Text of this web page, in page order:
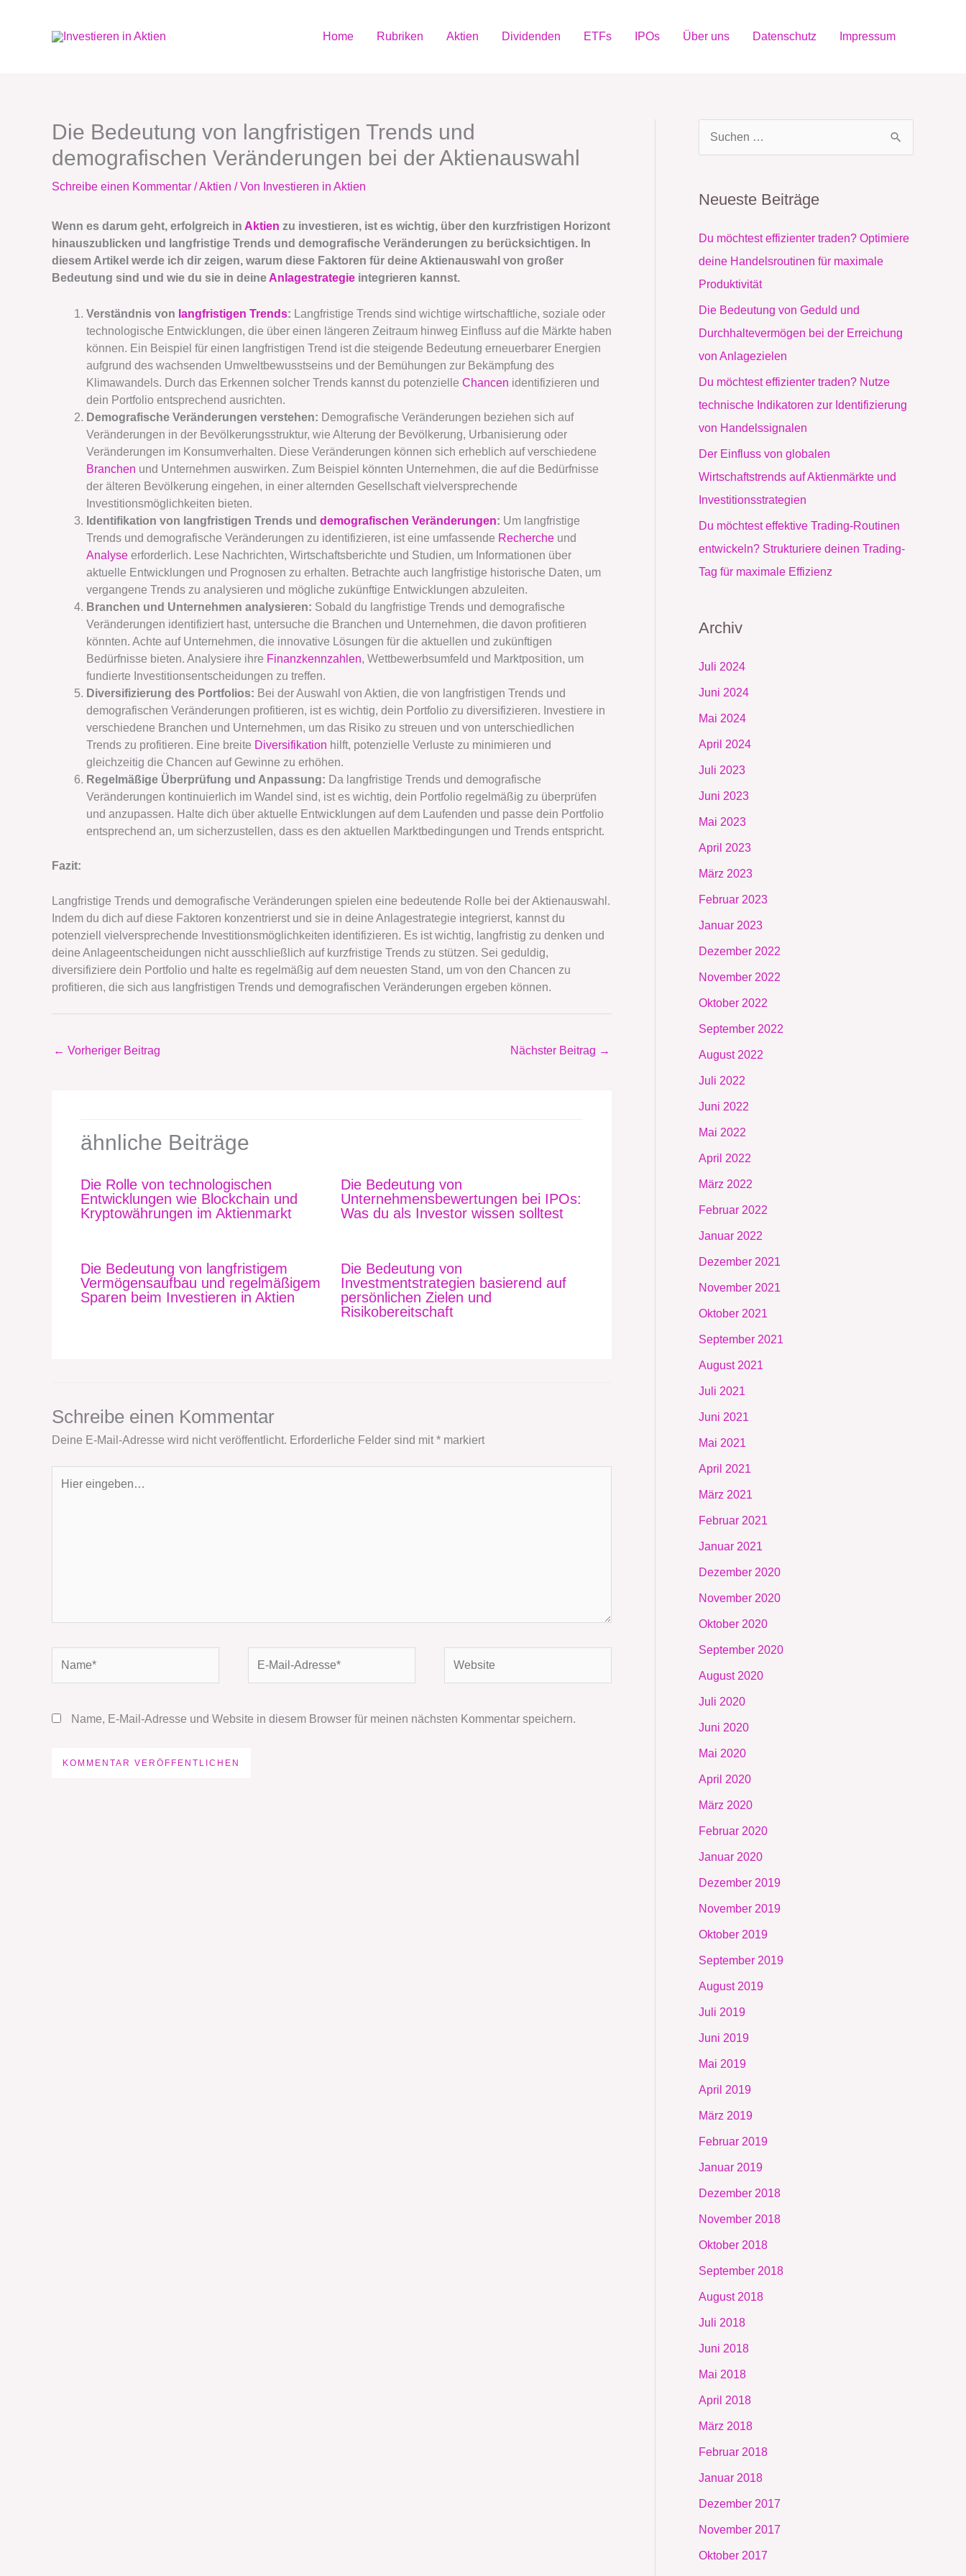
Home Rubriken Aktien Dividenden ETFs IPOs Über uns Datenschutz Impressum
Die Bedeutung von langfristigen Trends und
demografischen Veränderungen bei der Aktienauswahl
Schreibe einen Kommentar /Aktien / Von Investieren in Aktien
Wenn es darum geht, erfolgreich in Aktien zu investieren, ist es wichtig, über den kurzfristigen Horizont
hinauszublicken und langfristige Trends und demografische Veränderungen zu berücksichtigen. In
diesem Artikel werde ich dir zeigen, warum diese Faktoren für deine Aktienauswahl von großer
Bedeutung sind und wie du sie in deine Anlagestrategie integrieren kannst.
Verständnis von langfristigen Trends: Langfristige Trends sind wichtige wirtschaftliche, soziale oder
technologische Entwicklungen, die über einen längeren Zeitraum hinweg Einfluss auf die Märkte haben
können. Ein Beispiel für einen langfristigen Trend ist die steigende Bedeutung erneuerbarer Energien
aufgrund des wachsenden Umweltbewusstseins und der Bemühungen zur Bekämpfung des
Klimawandels. Durch das Erkennen solcher Trends kannst du potenzielle Chancen identifizieren und
dein Portfolio entsprechend ausrichten.
Demografische Veränderungen verstehen: Demografische Veränderungen beziehen sich auf
Veränderungen in der Bevölkerungsstruktur, wie Alterung der Bevölkerung, Urbanisierung oder
Veränderungen im Konsumverhalten. Diese Veränderungen können sich erheblich auf verschiedene
Branchen und Unternehmen auswirken. Zum Beispiel könnten Unternehmen, die auf die Bedürfnisse
der älteren Bevölkerung eingehen, in einer alternden Gesellschaft vielversprechende
Investitionsmöglichkeiten bieten.
Identifikation von langfristigen Trends und demografischen Veränderungen: Um langfristige
Trends und demografische Veränderungen zu identifizieren, ist eine umfassende Recherche und
Analyse erforderlich. Lese Nachrichten, Wirtschaftsberichte und Studien, um Informationen über
aktuelle Entwicklungen und Prognosen zu erhalten. Betrachte auch langfristige historische Daten, um
vergangene Trends zu analysieren und mögliche zukünftige Entwicklungen abzuleiten.
Branchen und Unternehmen analysieren: Sobald du langfristige Trends und demografische
Veränderungen identifiziert hast, untersuche die Branchen und Unternehmen, die davon profitieren
könnten. Achte auf Unternehmen, die innovative Lösungen für die aktuellen und zukünftigen
Bedürfnisse bieten. Analysiere ihre Finanzkennzahlen, Wettbewerbsumfeld und Marktposition, um
fundierte Investitionsentscheidungen zu treffen.
Diversifizierung des Portfolios: Bei der Auswahl von Aktien, die von langfristigen Trends und
demografischen Veränderungen profitieren, ist es wichtig, dein Portfolio zu diversifizieren. Investiere in
verschiedene Branchen und Unternehmen, um das Risiko zu streuen und von unterschiedlichen
Trends zu profitieren. Eine breite Diversifikation hilft, potenzielle Verluste zu minimieren und
gleichzeitig die Chancen auf Gewinne zu erhöhen.
Regelmäßige Überprüfung und Anpassung: Da langfristige Trends und demografische
Veränderungen kontinuierlich im Wandel sind, ist es wichtig, dein Portfolio regelmäßig zu überprüfen
und anzupassen. Halte dich über aktuelle Entwicklungen auf dem Laufenden und passe dein Portfolio
entsprechend an, um sicherzustellen, dass es den aktuellen Marktbedingungen und Trends entspricht.
Fazit:
Langfristige Trends und demografische Veränderungen spielen eine bedeutende Rolle bei der Aktienauswahl.
Indem du dich auf diese Faktoren konzentrierst und sie in deine Anlagestrategie integrierst, kannst du
potenziell vielversprechende Investitionsmöglichkeiten identifizieren. Es ist wichtig, langfristig zu denken und
deine Anlageentscheidungen nicht ausschließlich auf kurzfristige Trends zu stützen. Sei geduldig,
diversifiziere dein Portfolio und halte es regelmäßig auf dem neuesten Stand, um von den Chancen zu
profitieren, die sich aus langfristigen Trends und demografischen Veränderungen ergeben können.
← Vorheriger Beitrag Nächster Beitrag →
ähnliche Beiträge
Die Rolle von technologischen
Entwicklungen wie Blockchain und
Kryptowährungen im Aktienmarkt
Die Bedeutung von
Unternehmensbewertungen bei IPOs:
Was du als Investor wissen solltest
Die Bedeutung von langfristigem
Vermögensaufbau und regelmäßigem
Sparen beim Investieren in Aktien
Die Bedeutung von
Investmentstrategien basierend auf
persönlichen Zielen und
Risikobereitschaft
Schreibe einen Kommentar
Deine E-Mail-Adresse wird nicht veröffentlicht. Erforderliche Felder sind mit * markiert
eingeben…
Mail-
Name, E-Mail-Adresse und Website in diesem Browser für meinen nächsten Kommentar speichern.
e
n
n
Neueste Beiträge
Du möchtest effizienter traden? Optimiere
deine Handelsroutinen für maximale
Produktivität
Die Bedeutung von Geduld und
Durchhaltevermögen bei der Erreichung
von Anlagezielen
Du möchtest effizienter traden? Nutze
technische Indikatoren zur Identifizierung
von Handelssignalen
Der Einfluss von globalen
Wirtschaftstrends auf Aktienmärkte und
Investitionsstrategien
Du möchtest effektive Trading-Routinen
entwickeln? Strukturiere deinen Trading-
Tag für maximale Effizienz
Archiv
Juli 2024
Juni 2024
Mai 2024
April 2024
Juli 2023
Juni 2023
Mai 2023
April 2023
März 2023
Februar 2023
Januar 2023
Dezember 2022
November 2022
Oktober 2022
September 2022
August 2022
Juli 2022
Juni 2022
Mai 2022
April 2022
März 2022
Februar 2022
Januar 2022
Dezember 2021
November 2021
Oktober 2021
September 2021
August 2021
Juli 2021
Juni 2021
Mai 2021
April 2021
März 2021
Februar 2021
Januar 2021
Dezember 2020
November 2020
Oktober 2020
September 2020
August 2020
Juli 2020
Juni 2020
Mai 2020
April 2020
März 2020
Februar 2020
Januar 2020
Dezember 2019
November 2019
Oktober 2019
September 2019
August 2019
Juli 2019
Juni 2019
Mai 2019
April 2019
März 2019
Februar 2019
Januar 2019
Dezember 2018
November 2018
Oktober 2018
September 2018
August 2018
Juli 2018
Juni 2018
Mai 2018
April 2018
März 2018
Februar 2018
Januar 2018
Dezember 2017
November 2017
Oktober 2017